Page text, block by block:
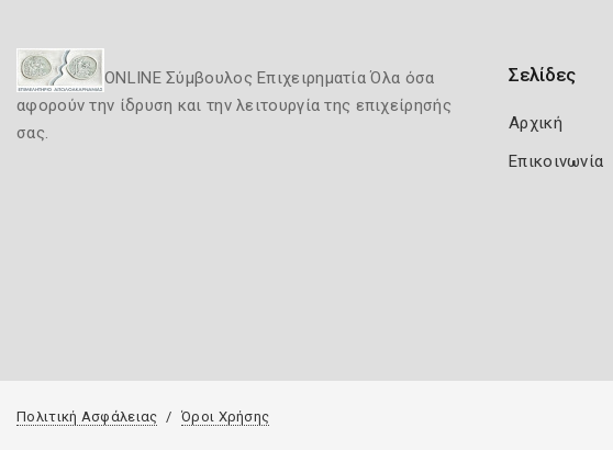
ONLINE Σύμβουλος Επιχειρηματία Όλα όσα
αφορούν την ίδρυση και την λειτουργία της επιχείρησής
σας.
Σελίδες
Αρχική
Επικοινωνία
Πολιτική Ασφάλειας Όροι Χρήσης